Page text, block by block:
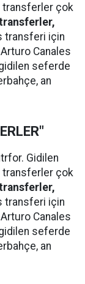
transferler çok
transferi için
Canales
gidilen seferde
an
Gidilen
transferler çok
transferi için
Canales
gidilen seferde
an